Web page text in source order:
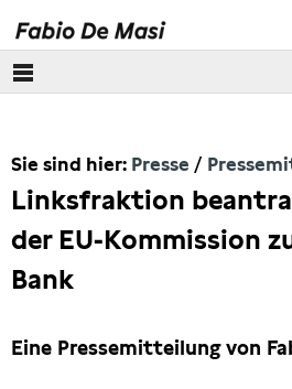
Europäisches Parlament
Themen
Presse
Pressebilder
Sie sind hier: Presse
Linksfraktion
der EU-Kommission
Bank
Eine Pressemitteilung von